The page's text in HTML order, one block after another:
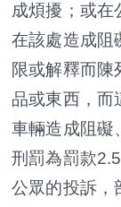
成煩擾；或在
在該處造成阻
限或解釋而陳
品或東西，而
車輛造成阻礙
刑罰為罰款
公眾的投訴，